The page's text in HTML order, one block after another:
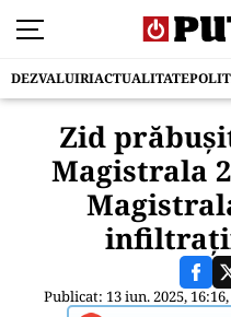
DEZVALUIRIACTUALITATE
Zid
Magistrala
Publicat: 13 iun. 2025,